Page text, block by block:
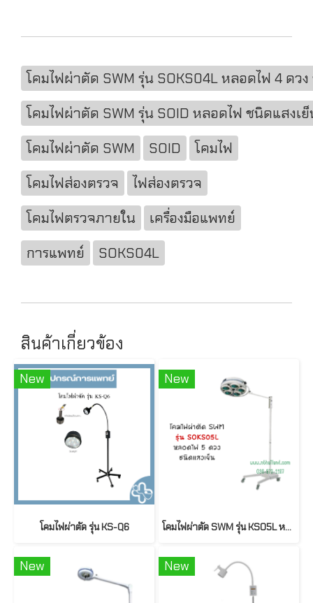
โคมไฟผ่าตัด SWM รุ่น SOKS04L หลอดไฟ 4 ดว
โคมไฟผ่าตัด SWM รุ่น SOID หลอดไฟ ชนิดแสงเ
โคมไฟผ่าตัด SWM
SOID
โคมไฟ
โคมไฟส่องตรวจ
ไฟส่องตรวจ
โคมไฟตรวจภายใน
เครื่องมือแพทย์
การแพทย์
SOKS04L
สินค้าเกี่ยวข้อง
New
โคมไฟผ่าตัด รุ่น KS-Q6
New
โคมไฟผ่าตัด SWM รุ่น KS05L หลอดไฟ 5 ดวง
New New